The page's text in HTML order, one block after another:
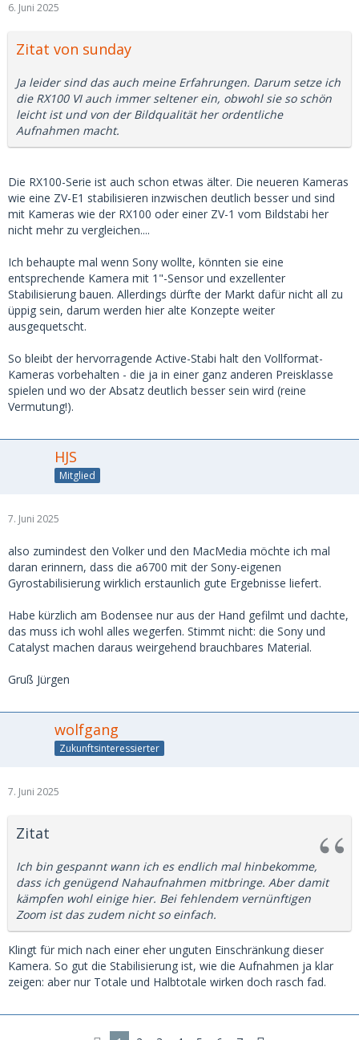
6. Juni 2025
Zitat von sunday
Ja leider sind das auch meine Erfahrungen. Darum setze ich
die RX100 VI auch immer seltener ein, obwohl sie so schön
leicht ist und von der Bildqualität her ordentliche
Aufnahmen macht.
Die RX100-Serie ist auch schon etwas älter. Die neueren Kameras
wie eine ZV-E1 stabilisieren inzwischen deutlich besser und sind
mit Kameras wie der RX100 oder einer ZV-1 vom Bildstabi her
nicht mehr zu vergleichen....
Ich behaupte mal wenn Sony wollte, könnten sie eine
entsprechende Kamera mit 1"-Sensor und exzellenter
Stabilisierung bauen. Allerdings dürfte der Markt dafür nicht all zu
üppig sein, darum werden hier alte Konzepte weiter
ausgequetscht.
So bleibt der hervorragende Active-Stabi halt den Vollformat-
Kameras vorbehalten - die ja in einer ganz anderen Preisklasse
spielen und wo der Absatz deutlich besser sein wird (reine
Vermutung!).
HJS
Mitglied
7. Juni 2025
also zumindest den Volker und den MacMedia möchte ich mal
daran erinnern, dass die a6700 mit der Sony-eigenen
Gyrostabilisierung wirklich erstaunlich gute Ergebnisse liefert.
Habe kürzlich am Bodensee nur aus der Hand gefilmt und dachte,
das muss ich wohl alles wegerfen. Stimmt nicht: die Sony und
Catalyst machen daraus weirgehend brauchbares Material.
Gruß Jürgen
wolfgang
Zukunftsinteressierter
7. Juni 2025
Zitat
Ich bin gespannt wann ich es endlich mal hinbekomme,
dass ich genügend Nahaufnahmen mitbringe. Aber damit
kämpfen wohl einige hier. Bei fehlendem vernünftigen
Zoom ist das zudem nicht so einfach.
Klingt für mich nach einer eher unguten Einschränkung dieser
Kamera. So gut die Stabilisierung ist, wie die Aufnahmen ja klar
zeigen: aber nur Totale und Halbtotale wirken doch rasch fad.